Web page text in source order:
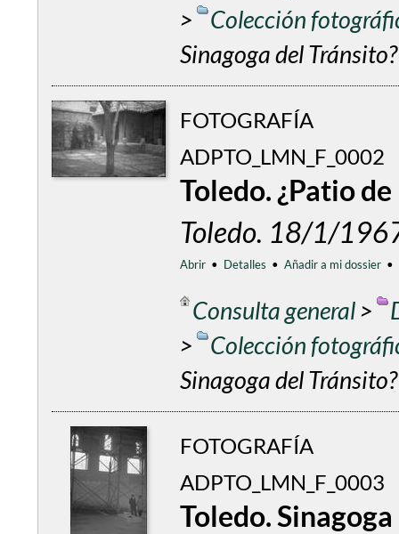
>
Colección
Sinagoga del Tránsito?
FOTOGRAFÍA
ADPTO_LMN_F_0002
Toledo. ¿Patio
Toledo. 18/1/
Abrir • Detalles • Añadir a mi dossier •
Consulta general>
>
Colección
Sinagoga del Tránsito?
FOTOGRAFÍA
ADPTO_LMN_F_0003
Toledo.